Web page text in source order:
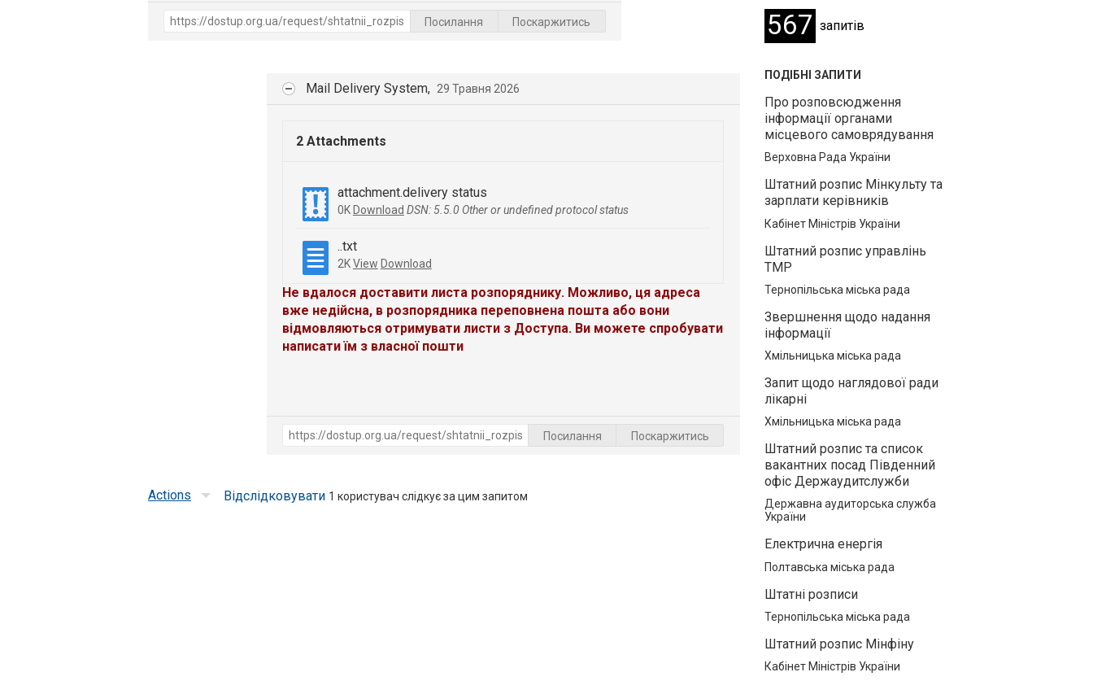
Посилання Поскаржитись
Mail Delivery System, 29 Травня 2026
2 Attachments
attachment.delivery status
0K Download DSN: 5.5.0 Other or undefined protocol status
..txt
2KView Download
Не вдалося доставити листа розпоряднику. Можливо, ця адреса
вже недійсна, в розпорядника переповнена пошта або вони
відмовляються отримувати листи з Доступа. Ви можете спробувати
написати їм з власної пошти
Посилання Поскаржитись
Actions Відслідковувати 1 користувач слідкує за цим запитом
567 запитів
ПОДІБНІ ЗАПИТИ
Про розповсюдження
інформації органами
місцевого самоврядування
Верховна Рада України
Штатний розпис Мінкульту та
зарплати керівників
Кабінет Міністрів України
Штатний розпис управлінь
ТМР
Тернопільська міська рада
Звершнення щодо надання
інформації
Хмільницька міська рада
Запит щодо наглядової ради
лікарні
Хмільницька міська рада
Штатний розпис та список
вакантних посад Південний
офіс Держаудитслужби
Державна аудиторська служба
України
Електрична енергія
Полтавська міська рада
Штатні розписи
Тернопільська міська рада
Штатний розпис Мінфіну
Кабінет Міністрів України